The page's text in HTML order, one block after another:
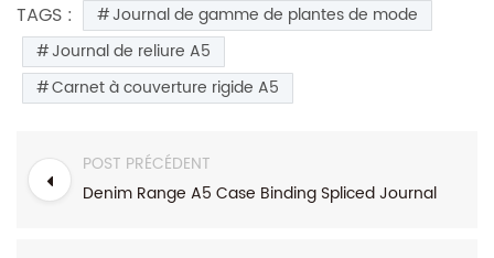
TAGS :
Journal de gamme de plantes de mode
Journal de reliure A5
Carnet à couverture rigide A5
POST PRÉCÉDENT
Denim Range A5 Case Binding Spliced ​​Journal